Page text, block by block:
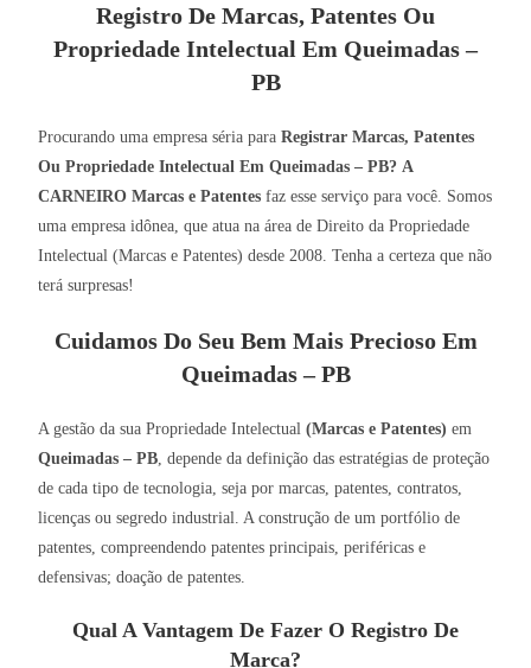
Registro De Marcas, Patentes Ou
Propriedade Intelectual Em Queimadas –
PB
Procurando uma empresa séria paraRegistrar Marcas, Patentes
Ou Propriedade Intelectual Em Queimadas – PB? A
CARNEIRO Marcas e Patentes faz esse serviço para você. Somos
uma empresa idônea, que atua na área de Direito da Propriedade
Intelectual (Marcas e Patentes) desde 2008. Tenha a certeza que não
terá surpresas!
Cuidamos Do Seu Bem Mais Precioso Em
Queimadas – PB
A gestão da sua Propriedade Intelectual(Marcas e Patentes) em
Queimadas – PB , depende da definição das estratégias de proteção
de cada tipo de tecnologia, seja por marcas, patentes, contratos,
licenças ou segredo industrial. A construção de um portfólio de
patentes, compreendendo patentes principais, periféricas e
defensivas; doação de patentes.
Qual A Vantagem De Fazer O Registro De
Marca?